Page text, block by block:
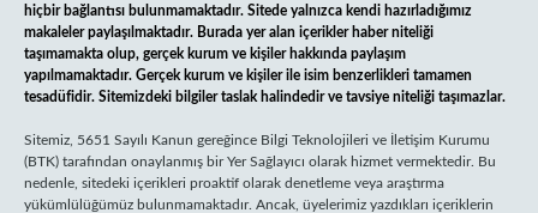
hiçbir bağlantısı bulunmamaktadır. Sitede yalnızca kendi hazırladığımız
makaleler paylaşılmaktadır. Burada yer alan içerikler haber niteliği
taşımamakta olup, gerçek kurum ve kişiler hakkında paylaşım
yapılmamaktadır. Gerçek kurum ve kişiler ile isim benzerlikleri tamamen
tesadüfidir. Sitemizdeki bilgiler taslak halindedir ve tavsiye niteliği taşımazlar.
Sitemiz, 5651 Sayılı Kanun gereğince Bilgi Teknolojileri ve İletişim Kurumu
(BTK) tarafından onaylanmış bir Yer Sağlayıcı olarak hizmet vermektedir. Bu
nedenle, sitedeki içerikleri proaktif olarak denetleme veya araştırma
yükümlülüğümüz bulunmamaktadır. Ancak, üyelerimiz yazdıkları içeriklerin